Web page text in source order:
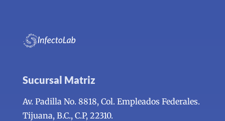
Sucursal Matriz
Av. Padilla No. 8818, Col. Empleados Federales.
Tijuana, B.C., C.P, 22310.